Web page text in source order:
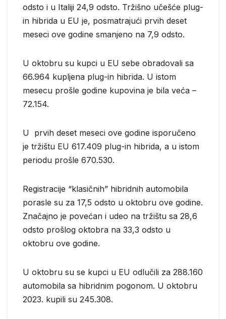
odsto i u Italiji 24,9 odsto. Tržišno učešće plug-
in hibrida u EU je, posmatrajući prvih deset
meseci ove godine smanjeno na 7,9 odsto.
U oktobru su kupci u EU sebe obradovali sa
66.964 kupljena plug-in hibrida. U istom
mesecu prošle godine kupovina je bila veća –
72.154.
U prvih deset meseci ove godine isporučeno
je tržištu EU 617.409 plug-in hibrida, a u istom
periodu prošle 670.530.
Registracije “klasičnih” hibridnih automobila
porasle su za 17,5 odsto u oktobru ove godine.
Značajno je povećan i udeo na tržištu sa 28,6
odsto prošlog oktobra na 33,3 odsto u
oktobru ove godine.
U oktobru su se kupci u EU odlučili za 288.160
automobila sa hibridnim pogonom. U oktobru
2023. kupili su 245.308.